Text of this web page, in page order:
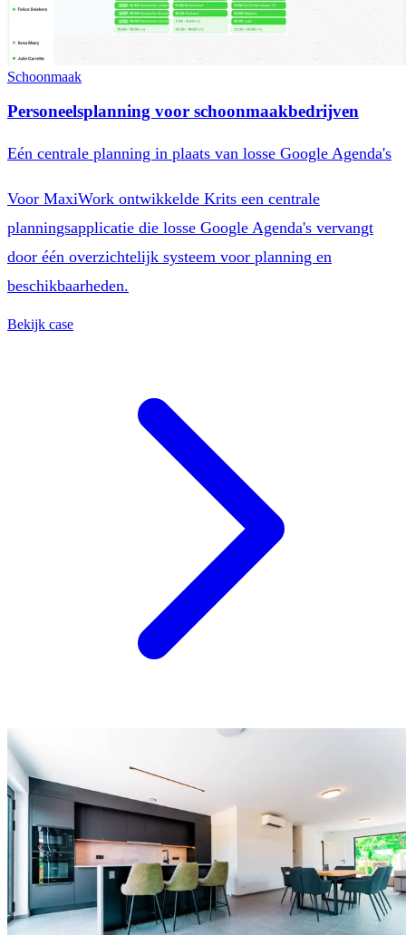
Schoonmaak
Personeelsplanning voor schoonmaakbedrijven
Eén centrale planning in plaats van losse Google Agenda's
Voor MaxiWork ontwikkelde Krits een centrale
planningsapplicatie die losse Google Agenda's vervangt
door één overzichtelijk systeem voor planning en
beschikbaarheden.
Bekijk case